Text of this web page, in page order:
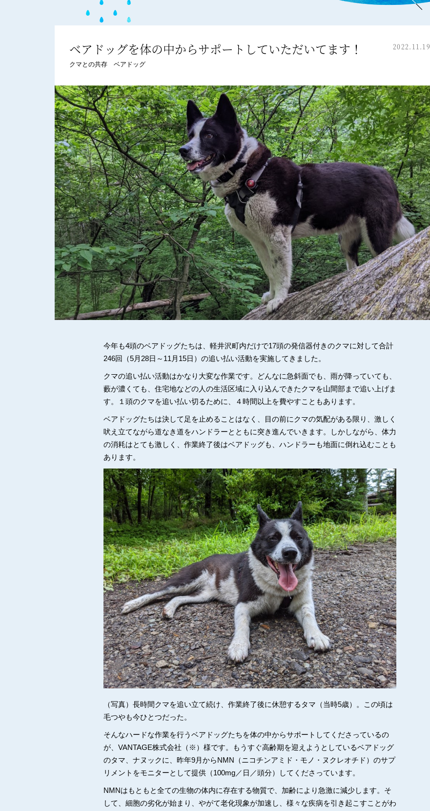
ベアドッグを体の中からサポートしていただいてます！
クマとの共存 ベアドッグ
2022.11.19
今年も4頭のベアドッグたちは、軽井沢町内だけで17頭の発信器付きのクマに対して合計
246回（5月28日～11月15日）の追い払い活動を実施してきました。
クマの追い払い活動はかなり大変な作業です。どんなに急斜面でも、雨が降っていても、
藪が濃くても、住宅地などの人の生活区域に入り込んできたクマを山間部まで追い上げま
す。１頭のクマを追い払い切るために、４時間以上を費やすこともあります。
ベアドッグたちは決して足を止めることはなく、目の前にクマの気配がある限り、激しく
吠え立てながら道なき道をハンドラーとともに突き進んでいきます。しかしながら、体力
の消耗はとても激しく、作業終了後はベアドッグも、ハンドラーも地面に倒れ込むことも
あります。
（写真）長時間クマを追い立て続け、作業終了後に休憩するタマ（当時5歳）。この頃は
毛つやも今ひとつだった。
そんなハードな作業を行うベアドッグたちを体の中からサポートしてくださっているの
が、VANTAGE株式会社（※）様です。もうすぐ高齢期を迎えようとしているベアドッグ
のタマ、ナヌックに、昨年9月からNMN（ニコチンアミド・モノ・ヌクレオチド）のサプ
リメントをモニターとして提供（100mg／日／頭分）してくださっています。
NMNはもともと全ての生物の体内に存在する物質で、加齢により急激に減少します。そ
して、細胞の劣化が始まり、やがて老化現象が加速し、様々な疾病を引き起こすことがわ